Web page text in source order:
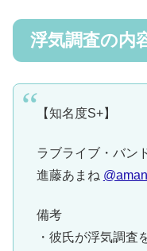
浮気調査の内
【知名度S+】
ラブライブ・バン
進藤あまね
備考
・彼氏が浮気調査